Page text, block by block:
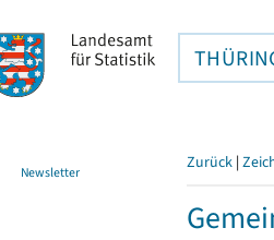
Newsletter Zurück |